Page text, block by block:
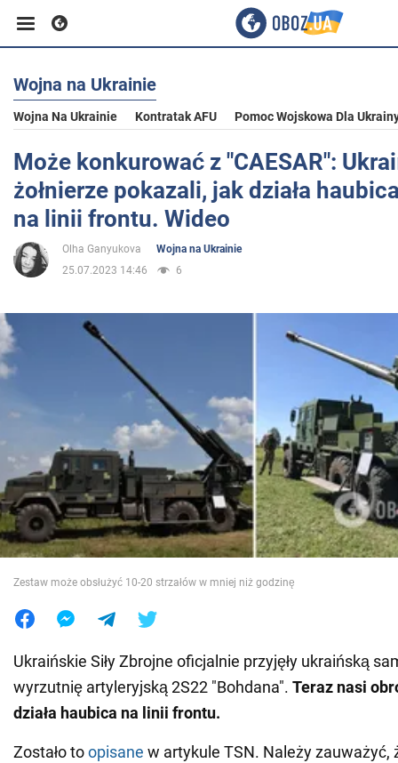
Biznes
Sport
Rozrywka
Życie
Wojna na Ukrainie
Świat
Jedzenie
Wojna na Ukrainie
Wojna Na Ukrainie Kontratak AFU Pomoc Wojskowa Dla
Może konkurować z "CAESAR":
żołnierze pokazali, jak działa
na linii frontu. Wideo
Olha Ganyukova
Wojna na Ukrainie
25.07.2023 14:46
6
Zestaw może obsłużyć 10-20 strzałów w mniej niż godzinę
Ukraińskie Siły Zbrojne oficjalnie przyjęły ukraińską
wyrzutnię artyleryjską 2S22 "Bohdana". Teraz nasi
działa haubica na linii frontu.
Zostało toopisane w artykule TSN. Należy zauważyć,